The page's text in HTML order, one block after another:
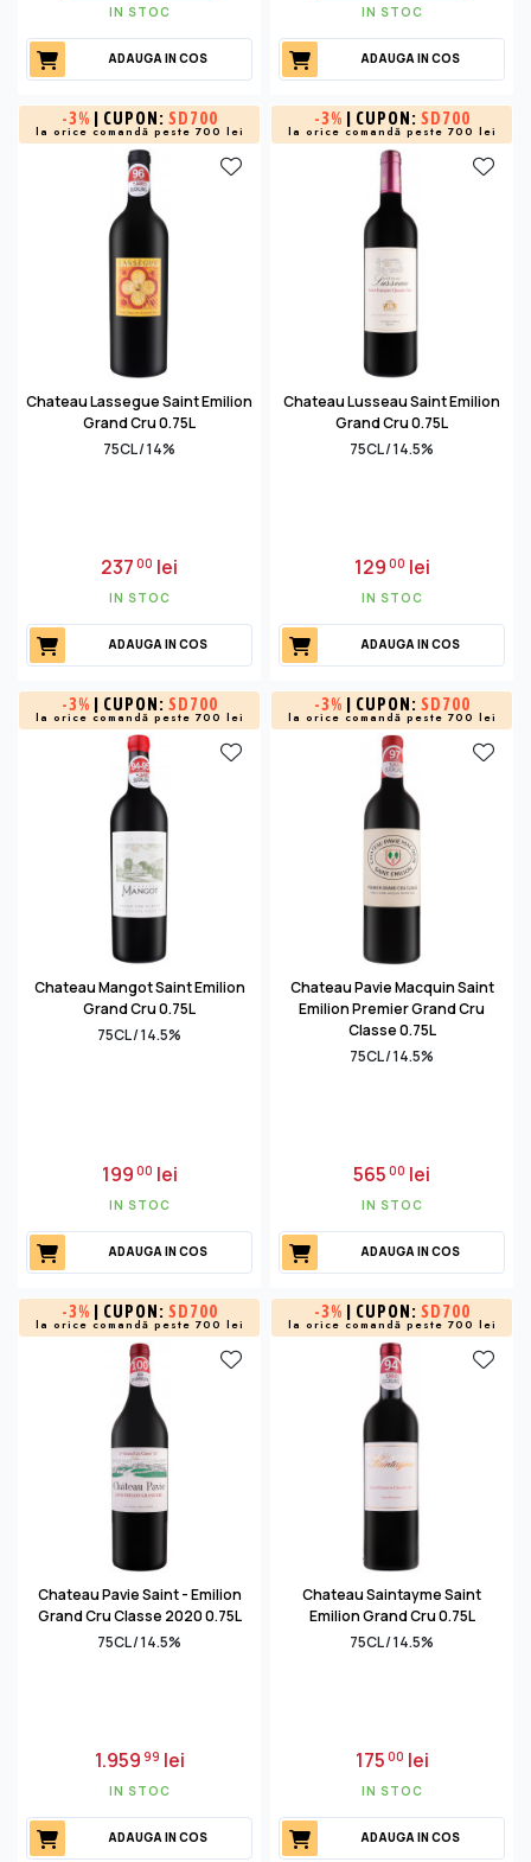
IN STOC
ADAUGA IN COS
IN STOC
ADAUGA IN COS
-3% | CUPON: SD700
la orice comandă peste 700 lei
Chateau Lassegue Saint Emilion
Grand Cru 0.75L
75CL / 14%
23700 lei
IN STOC
ADAUGA IN COS
-3% | CUPON: SD700
la orice comandă peste 700 lei
Chateau Lusseau Saint Emilion
Grand Cru 0.75L
75CL / 14.5%
12900 lei
IN STOC
ADAUGA IN COS
-3% | CUPON: SD700
la orice comandă peste 700 lei
Chateau Mangot Saint Emilion
Grand Cru 0.75L
75CL / 14.5%
19900 lei
IN STOC
ADAUGA IN COS
-3% | CUPON: SD700
la orice comandă peste 700 lei
Chateau Pavie Macquin Saint
Emilion Premier Grand Cru
Classe 0.75L
75CL / 14.5%
56500 lei
IN STOC
ADAUGA IN COS
-3% | CUPON: SD700
la orice comandă peste 700 lei
Chateau Pavie Saint - Emilion
Grand Cru Classe 2020 0.75L
75CL / 14.5%
1.95999 lei
IN STOC
ADAUGA IN COS
-3% | CUPON: SD700
la orice comandă peste 700 lei
Chateau Saintayme Saint
Emilion Grand Cru 0.75L
75CL / 14.5%
17500 lei
IN STOC
ADAUGA IN COS